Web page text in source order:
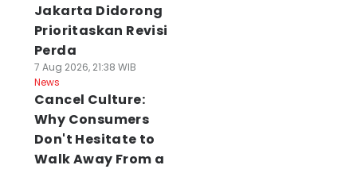
Jakarta Didorong
Prioritaskan Revisi
Perda
7 Aug 2026, 21:38 WIB
News
Cancel Culture:
Why Consumers
Don't Hesitate to
Walk Away From a